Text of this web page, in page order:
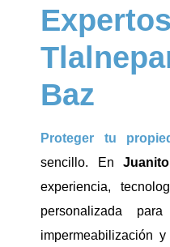
Baz
Proteger tu
sencillo. En
experiencia,
personalizada
impermeabilización y